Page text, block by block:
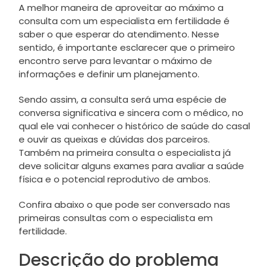
A melhor maneira de aproveitar ao máximo a
consulta com um especialista em fertilidade é
saber o que esperar do atendimento. Nesse
sentido, é importante esclarecer que o primeiro
encontro serve para levantar o máximo de
informações e definir um planejamento.
Sendo assim, a consulta será uma espécie de
conversa significativa e sincera com o médico, no
qual ele vai conhecer o histórico de saúde do casal
e ouvir as queixas e dúvidas dos parceiros.
Também na primeira consulta o especialista já
deve solicitar alguns exames para avaliar a saúde
física e o potencial reprodutivo de ambos.
Confira abaixo o que pode ser conversado nas
primeiras consultas com o especialista em
fertilidade.
Descrição do problema